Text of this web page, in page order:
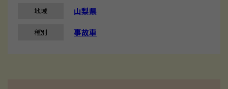
地域 山梨県
種別 事故車